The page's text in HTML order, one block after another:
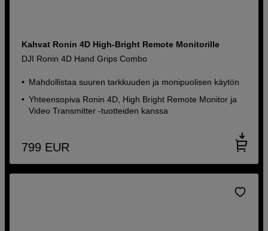
Kahvat Ronin 4D High-Bright Remote Monitorille
DJI Ronin 4D Hand Grips Combo
Mahdollistaa suuren tarkkuuden ja monipuolisen käytön
Yhteensopiva Ronin 4D, High Bright Remote Monitor ja
Video Transmitter -tuotteiden kanssa
799 EUR